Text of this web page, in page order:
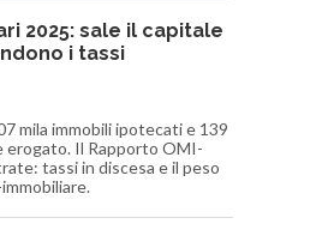
2025: sale il capitale
i tassi
mila immobili ipotecati e 139
erogato. Il Rapporto OMI-
tassi in discesa e il peso